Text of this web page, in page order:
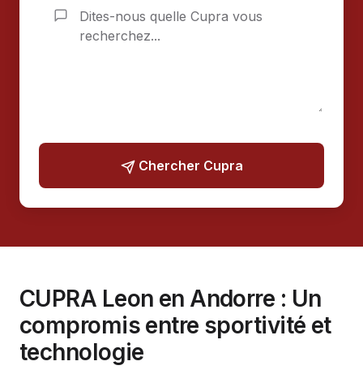
Chercher Cupra
CUPRA Leon en Andorre : Un
compromis entre sportivité et
technologie